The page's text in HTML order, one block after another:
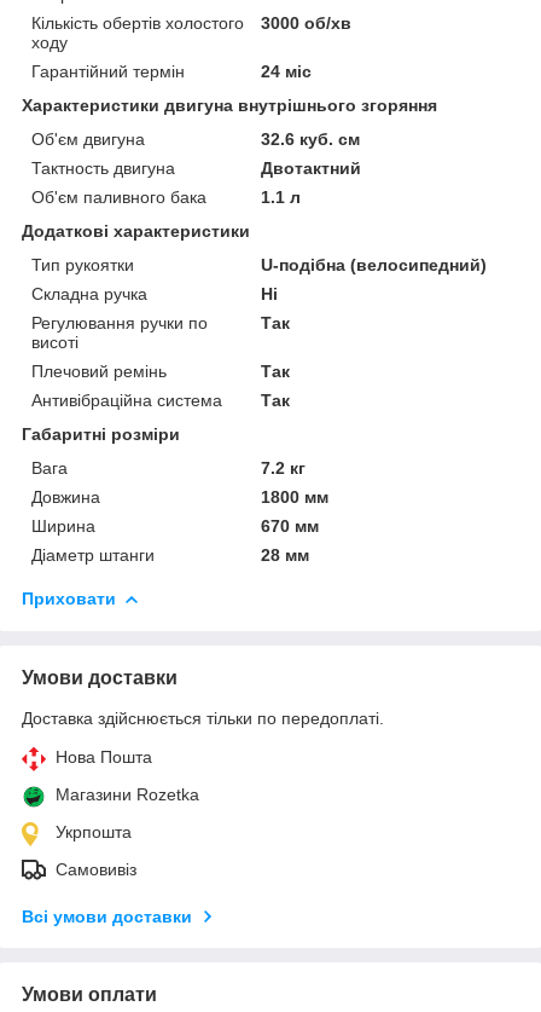
Кількість обертів холостого
ходу
3000 об/хв
Гарантійний термін
24 міс
Характеристики двигуна внутрішнього згоряння
Об'єм двигуна
32.6 куб. см
Тактность двигуна
Двотактний
Об'єм паливного бака
1.1 л
Додаткові характеристики
Тип рукоятки
U-подібна (велосипедний)
Складна ручка
Ні
Регулювання ручки по
висоті
Так
Плечовий ремінь
Так
Антивібраційна система
Так
Габаритні розміри
Вага
7.2 кг
Довжина
1800 мм
Ширина
670 мм
Діаметр штанги
28 мм
Приховати
Умови доставки
Доставка здійснюється тільки по передоплаті.
Нова Пошта
Магазини Rozetka
Укрпошта
Самовивіз
Всі умови доставки
Умови оплати